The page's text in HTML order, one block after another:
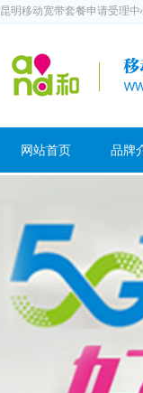
昆明移动宽带套餐申请受理
网站首页 品牌